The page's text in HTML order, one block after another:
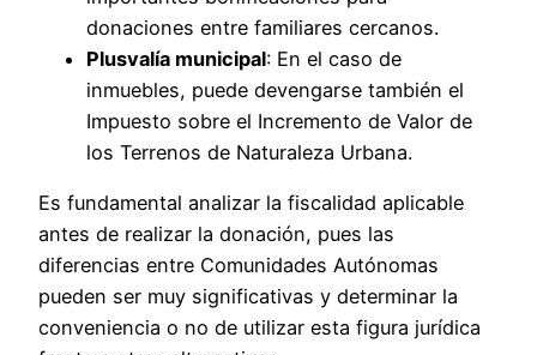
donaciones entre familiares cercanos.
Plusvalía municipal: En el caso de
inmuebles, puede devengarse también el
Impuesto sobre el Incremento de Valor de
los Terrenos de Naturaleza Urbana.
Es fundamental analizar la fiscalidad aplicable
antes de realizar la donación, pues las
diferencias entre Comunidades Autónomas
pueden ser muy significativas y determinar la
conveniencia o no de utilizar esta figura jurídica